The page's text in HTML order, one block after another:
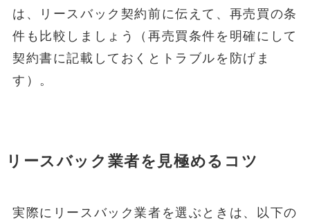
は、リースバック契約前に伝えて、再売買の条
件も比較しましょう（再売買条件を明確にして
契約書に記載しておくとトラブルを防げま
す）。
リースバック業者を見極めるコツ
実際にリースバック業者を選ぶときは、以下の